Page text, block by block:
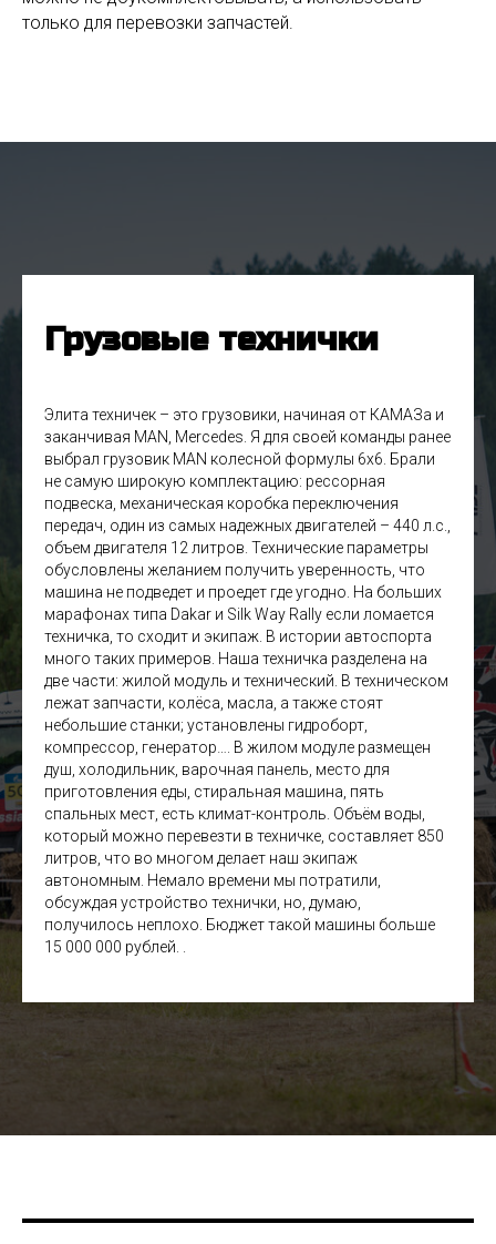
только для перевозки запчастей.
Грузовые технички
Элита техничек – это грузовики, начиная от КАМАЗа и
заканчивая MAN, Mercedes. Я для своей команды ранее
выбрал грузовик MAN колесной формулы 6х6. Брали
не самую широкую комплектацию: рессорная
подвеска, механическая коробка переключения
передач, один из самых надежных двигателей – 440 л.с.,
объем двигателя 12 литров. Технические параметры
обусловлены желанием получить уверенность, что
машина не подведет и проедет где угодно. На больших
марафонах типа Dakar и Silk Way Rally если ломается
техничка, то сходит и экипаж. В истории автоспорта
много таких примеров. Наша техничка разделена на
две части: жилой модуль и технический. В техническом
лежат запчасти, колёса, масла, а также стоят
небольшие станки; установлены гидроборт,
компрессор, генератор…. В жилом модуле размещен
душ, холодильник, варочная панель, место для
приготовления еды, стиральная машина, пять
спальных мест, есть климат-контроль. Объём воды,
который можно перевезти в техничке, составляет 850
литров, что во многом делает наш экипаж
автономным. Немало времени мы потратили,
обсуждая устройство технички, но, думаю,
получилось неплохо. Бюджет такой машины больше
15 000 000 рублей. .
Политика конфиденциальности
Пользовательское соглашение
Согласие на получение рассылки
О ГОНКЕ
Фото и видео
Новости
Для участников
Партнерам
Пресс-центр